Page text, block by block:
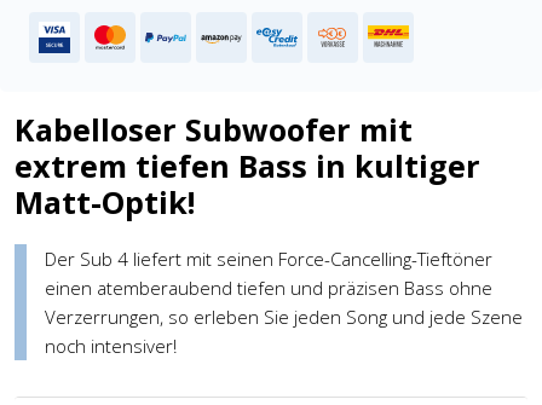
Kabelloser Subwoofer mit
extrem tiefen Bass in kultiger
Matt-Optik!
Der Sub 4 liefert mit seinen Force-Cancelling-Tieftöner
einen atemberaubend tiefen und präzisen Bass ohne
Verzerrungen, so erleben Sie jeden Song und jede Szene
noch intensiver!